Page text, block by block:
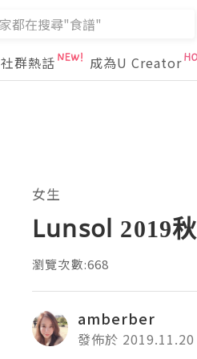
社群熱話 成為U Creator
女生
Lunsol 2019
瀏覽次數:668
amberber
發佈於 2019.11.20